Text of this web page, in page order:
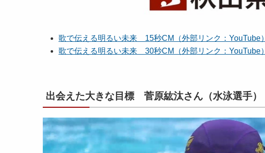
歌で伝える明るい未来 15秒CM（外部リンク：YouTube）
歌で伝える明るい未来 30秒CM（外部リンク：YouTube）
出会えた大きな目標 菅原紘汰さん（水泳選手）